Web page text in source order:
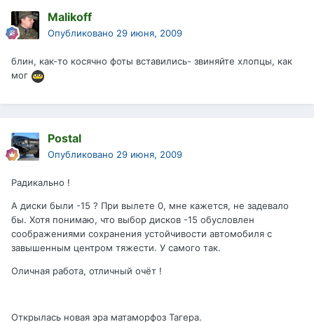
Malikoff
Опубликовано 29 июня, 2009
блин, как-то косячно фоты вставились- звиняйте хлопцы, как
мог
Postal
Опубликовано 29 июня, 2009
Радикально !
А диски были -15 ? При вылете 0, мне кажется, не задевало
бы. Хотя понимаю, что выбор дисков -15 обусловлен
соображениями сохранения устойчивости автомобиля с
завышенным центром тяжести. У самого так.
Оличная работа, отличный очёт !
Открылась новая эра матаморфоз Тагера.